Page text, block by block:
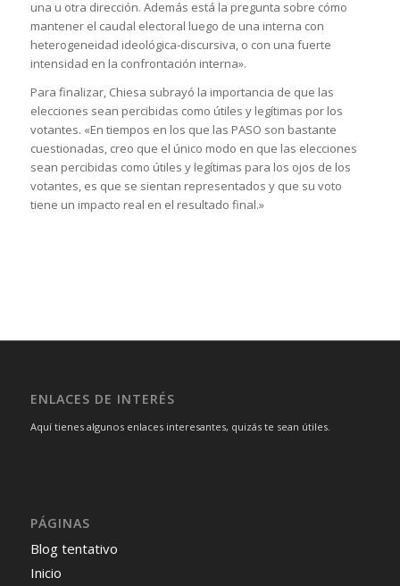
una u otra dirección. Además está la pregunta sobre cómo
mantener el caudal electoral luego de una interna con
heterogeneidad ideológica-discursiva, o con una fuerte
intensidad en la confrontación interna».
Para finalizar, Chiesa subrayó la importancia de que las
elecciones sean percibidas como útiles y legítimas por los
votantes. «En tiempos en los que las PASO son bastante
cuestionadas, creo que el único modo en que las elecciones
sean percibidas como útiles y legítimas para los ojos de los
votantes, es que se sientan representados y que su voto
tiene un impacto real en el resultado final.»
ENLACES DE INTERÉS
Aquí tienes algunos enlaces interesantes, quizás te sean útiles.
PÁGINAS
Blog tentativo
Inicio